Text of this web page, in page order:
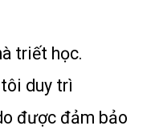
triết học.
duy trì
được đảm bảo